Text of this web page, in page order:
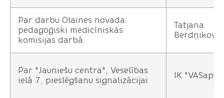
Par darbu Olaines novada
pedagoģiski medicīniskās
komisijas darbā
Tatjana
Berdņikova
Par "Jauniešu centra", Veselības
ielā 7, pieslēgšanu signalizācijai
IK "VASaps"